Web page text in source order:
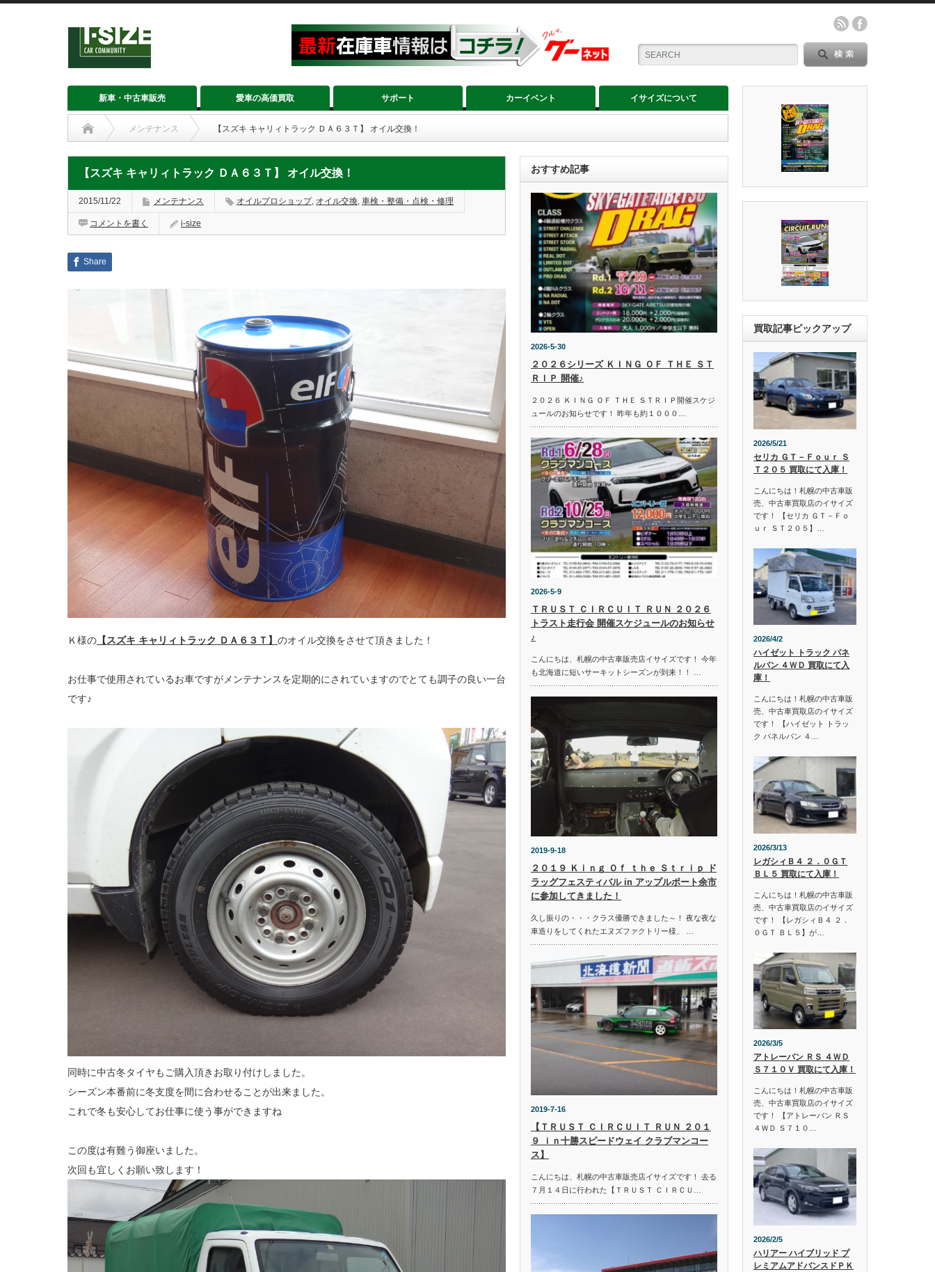
新車・中古車販売 愛車の高価買取 サポート カーイベント イサイズについて
メンテナンス 【スズキ キャリィトラック ＤＡ６３Ｔ】 オイル交換！
【スズキ キャリィトラック ＤＡ６３Ｔ】 オイル交換！
2015/11/22 メンテナンス オイルプロショップ, オイル交換, 車検・整備・点検・修理
コメントを書く i-size
Share
Ｋ様の 【スズキ キャリィトラック ＤＡ６３Ｔ】 のオイル交換をさせて頂きました！
お仕事で使用されているお車ですがメンテナンスを定期的にされていますのでとても調子の良い一台
です♪
同時に中古冬タイヤもご購入頂きお取り付けしました。
シーズン本番前に冬支度を間に合わせることが出来ました。
これで冬も安心してお仕事に使う事ができますね
この度は有難う御座いました。
次回も宜しくお願い致します！
おすすめ記事
2026-5-30
２０２６シリーズ ＫＩＮＧ ＯＦ ＴＨＥ ＳＴ
ＲＩＰ 開催♪
２０２６ ＫＩＮＧ ＯＦ ＴＨＥ ＳＴＲＩＰ開催スケジ
ュールのお知らせです！ 昨年も約１０００…
2026-5-9
ＴＲＵＳＴ ＣＩＲＣＵＩＴ ＲＵＮ ２０２６
トラスト走行会 開催スケジュールのお知らせ
♪
こんにちは、札幌の中古車販売店イサイズです！ 今年
も北海道に短いサーキットシーズンが到来！！ …
2019-9-18
２０１９ Ｋｉｎｇ Ｏｆ ｔｈｅ Ｓｔｒｉｐ ド
ラッグフェスティバル in アップルポート余市
に参加してきました！
久し振りの・・・クラス優勝できました～！ 夜な夜な
車造りをしてくれたエヌズファクトリー様、 …
2019-7-16
【ＴＲＵＳＴ ＣＩＲＣＵＩＴ ＲＵＮ ２０１
９ ｉｎ十勝スピードウェイ クラブマンコー
ス】
こんにちは、札幌の中古車販売店イサイズです！ 去る
７月１４日に行われた【ＴＲＵＳＴ ＣＩＲＣＵ…
買取記事ピックアップ
2026/5/21
セリカ ＧＴ－Ｆｏｕｒ Ｓ
Ｔ２０５ 買取にて入庫！
こんにちは！札幌の中古車販
売、中古車買取店のイサイズ
です！ 【セリカ ＧＴ－Ｆｏ
ｕｒ ＳＴ２０５】…
2026/4/2
ハイゼット トラック パネ
ルバン ４ＷＤ 買取にて入
庫！
こんにちは！札幌の中古車販
売、中古車買取店のイサイズ
です！ 【ハイゼット トラッ
ク パネルバン ４…
2026/3/13
レガシィＢ４ ２．０ＧＴ
ＢＬ５ 買取にて入庫！
こんにちは！札幌の中古車販
売、中古車買取店のイサイズ
です！ 【レガシィＢ４ ２．
０ＧＴ ＢＬ５】が…
2026/3/5
アトレーバン ＲＳ ４ＷＤ
Ｓ７１０Ｖ 買取にて入庫！
こんにちは！札幌の中古車販
売、中古車買取店のイサイズ
です！ 【アトレーバン ＲＳ
４ＷＤ Ｓ７１０…
2026/2/5
ハリアー ハイブリッド プ
レミアムアドバンスドＰＫ